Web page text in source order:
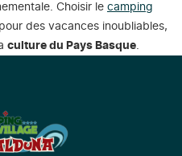
Choisir le camping
des vacances inoubliables,
culture du Pays Basque